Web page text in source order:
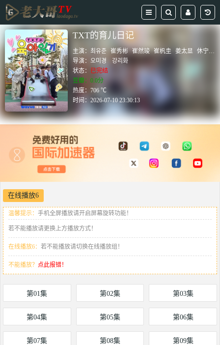
TXT的育儿日记
主演：최유준 崔秀彬 崔然竣 崔杋圭 姜太显 休宁凯
导演：오미경
강리화
状态： 已完结
豆瓣：0.0分
热度：706 ℃
时间：2026-07-10 23:30:13
在线播放6
温馨提示： 手机全屏播放请开启屏幕旋转功能！
若不能播放请更换上方播放方式！
在线播放6： 若不能播放请切换在线播放组！
不能播放？ 点此报错！
第01集 第02集 第03集
第04集 第05集 第06集
第07集 第08集 第09集